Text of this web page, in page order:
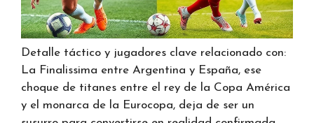
Detalle táctico y jugadores clave relacionado con:
La Finalissima entre Argentina y España, ese
choque de titanes entre el rey de la Copa América
y el monarca de la Eurocopa, deja de ser un